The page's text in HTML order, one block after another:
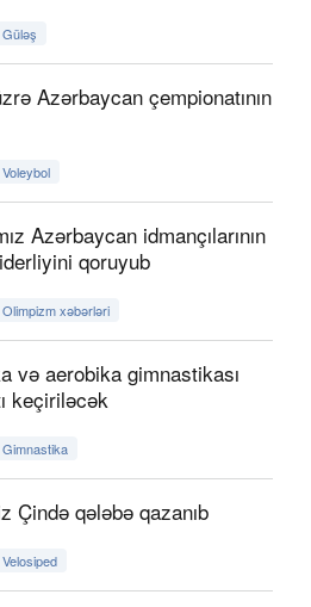
Güləş
Azərbaycan çempionatının
Voleybol
Azərbaycan idmançılarının
qoruyub
Olimpizm xəbərləri
və aerobika gimnastikası
keçiriləcək
Gimnastika
Çində qələbə qazanıb
Velosiped